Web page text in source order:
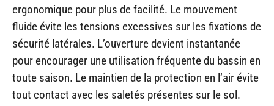
ergonomique pour plus de facilité. Le mouvement
fluide évite les tensions excessives sur les fixations de
sécurité latérales. L’ouverture devient instantanée
pour encourager une utilisation fréquente du bassin en
toute saison. Le maintien de la protection en l’air évite
tout contact avec les saletés présentes sur le sol.